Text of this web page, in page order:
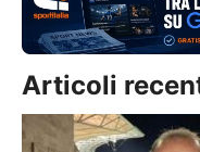
Articoli